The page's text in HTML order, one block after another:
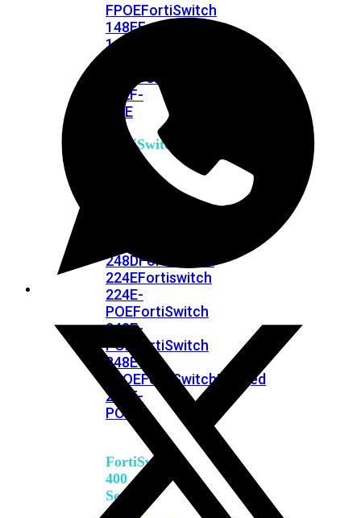
FPOEFortiSwitch
148FFortiSwitch
148F-
FortiSwitchRugged
112F-
POE
FortiSwitch
248DFortiSwitch
224EFortiswitch
224E-
POEFortiSwitch
248E-
POE
FortiSwitch
248E-
FPOEFortiSwitchRugged
216F-
POE
FortiSwitch
400
Series